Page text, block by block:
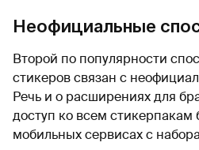
Неофициальные
Второй по популярности
стикеров связан с
Речь и о расширениях для
доступ ко всем стикерпакам
мобильных сервисах с